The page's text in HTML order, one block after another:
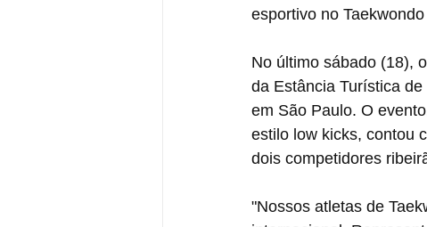
esportivo no Taekwondo
No último sábado (18),
da Estância Turística
em São Paulo. O
estilo low kicks, contou
dois competidores
"Nossos atletas de